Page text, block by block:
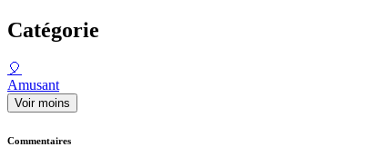
Catégorie
🎈
Amusant
Voir moins
Commentaires